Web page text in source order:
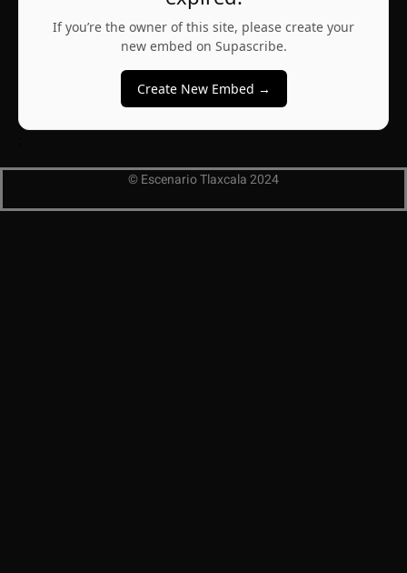
If you’re the owner of this site, please create your
new embed on Supascribe.
Create New Embed →
© Escenario Tlaxcala 2024